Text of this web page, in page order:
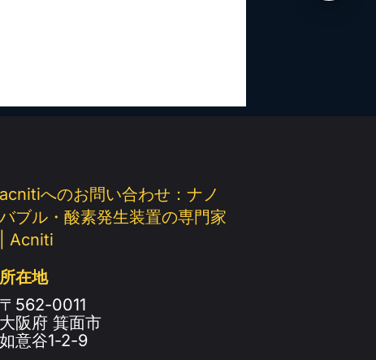
acnitiへのお問い合わせ：ナノ
バブル・酸素発生装置の専門家
| Acniti
所在地
〒562-0011
大阪府 箕面市
如意谷1-2-9